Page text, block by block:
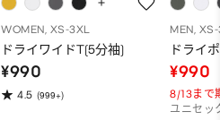
WOMEN, XS-3XL
ドライワイドT(5分袖)
¥990
4.5 (999+)
MEN,
ドライ
¥990
8/13まで
ユニセッ